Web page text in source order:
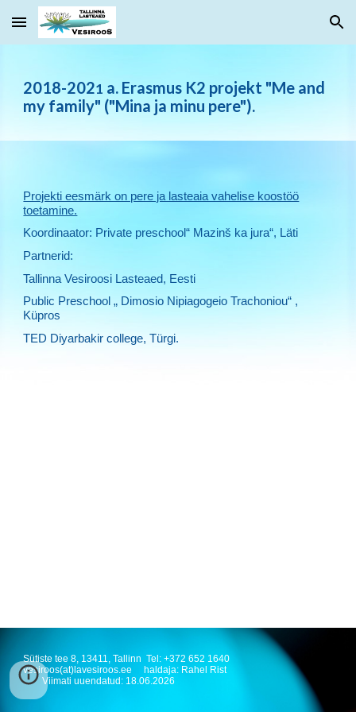
Skip to main content Skip to navigation
2018-2021 a. Erasmus K2 projekt "Me and
my family" ("Mina ja minu pere").
Projekti eesmärk on pere ja lasteaia vahelise koostöö
toetamine.
Koordinaator: Private preschool“ Mazinš ka jura“, Läti
Partnerid:
Tallinna Vesiroosi Lasteaed, Eesti
Public Preschool „ Dimosio Nipiagogeio Trachoniou“ ,
Küpros
TED Diyarbakir college, Türgi.
Sütiste tee 8, 13411, Tallinn Tel: +372 652 1640
vesiroos(at)lavesiroos.ee haldaja: Rahel Rist
Viimati uuendatud: 18.06.2026